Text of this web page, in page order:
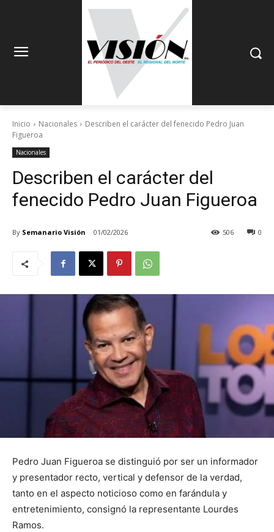
Inicio Nacionales
Describen el carácter del fenecido Pedro Juan
Figueroa
Nacionales
Describen el carácter del
fenecido Pedro Juan Figueroa
By Semanario Visión 01/02/2026 0
506
Pedro Juan Figueroa se distinguió por ser un informador
y presentador recto, vertical y defensor de la verdad,
tanto en el aspecto noticioso como en farándula y
entretenimiento, consignó la representante Lourdes
Ramos.